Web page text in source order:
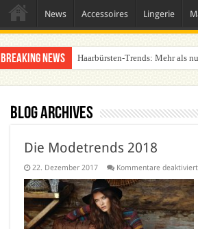
News Accessoires Lingerie
Breaking News Haarbürsten-Trends: Mehr als
Blog Archives
Die Modetrends 2018
22. Dezember 2017 Kommentare deaktiviert